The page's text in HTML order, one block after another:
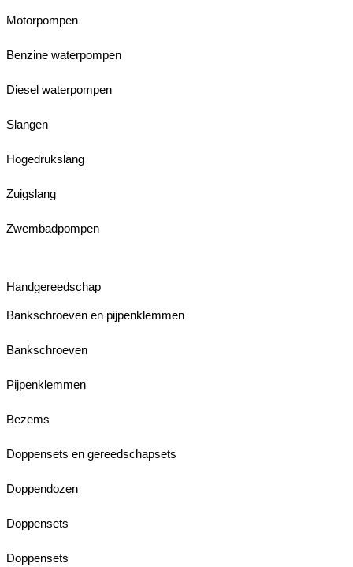
Motorpompen
Benzine waterpompen
Diesel waterpompen
Slangen
Hogedrukslang
Zuigslang
Zwembadpompen
Handgereedschap
Bankschroeven en pijpenklemmen
Bankschroeven
Pijpenklemmen
Bezems
Doppensets en gereedschapsets
Doppendozen
Doppensets
Doppensets